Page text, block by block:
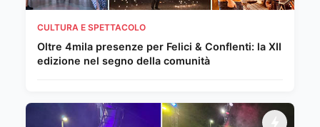
CULTURA E SPETTACOLO
Oltre 4mila presenze per Felici & Conflenti: la XII
edizione nel segno della comunità